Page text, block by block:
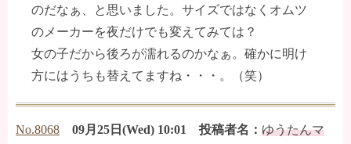
のだなぁ、と思いました。サイズではなくオムツ
のメーカーを夜だけでも変えてみては？
女の子だから後ろが濡れるのかなぁ。確かに明け
方にはうちも替えてますね・・・。（笑）
No.8068 09月25日(Wed) 10:01 投稿者名： ゆうたんマ